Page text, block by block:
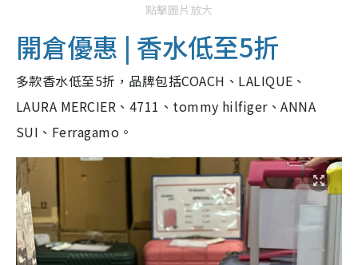
點擊圖片放大
開倉優惠 | 香水低至5折
多款香水低至5折，品牌包括COACH、LALIQUE、
LAURA MERCIER、4711、tommy hilfiger、ANNA
SUI、Ferragamo。